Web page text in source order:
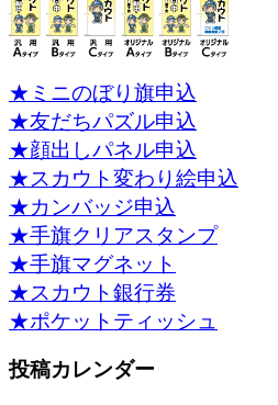
★ミニのぼり旗申込
★友だちパズル申込
★顔出しパネル申込
★スカウト変わり絵申込
★カンバッジ申込
★手旗クリアスタンプ
★手旗マグネット
★スカウト銀行券
★ポケットティッシュ
投稿カレンダー